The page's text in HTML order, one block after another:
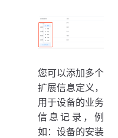
您可以添加多个
扩展信息定义，
用于设备的业务
信息记录，例
如：设备的安装